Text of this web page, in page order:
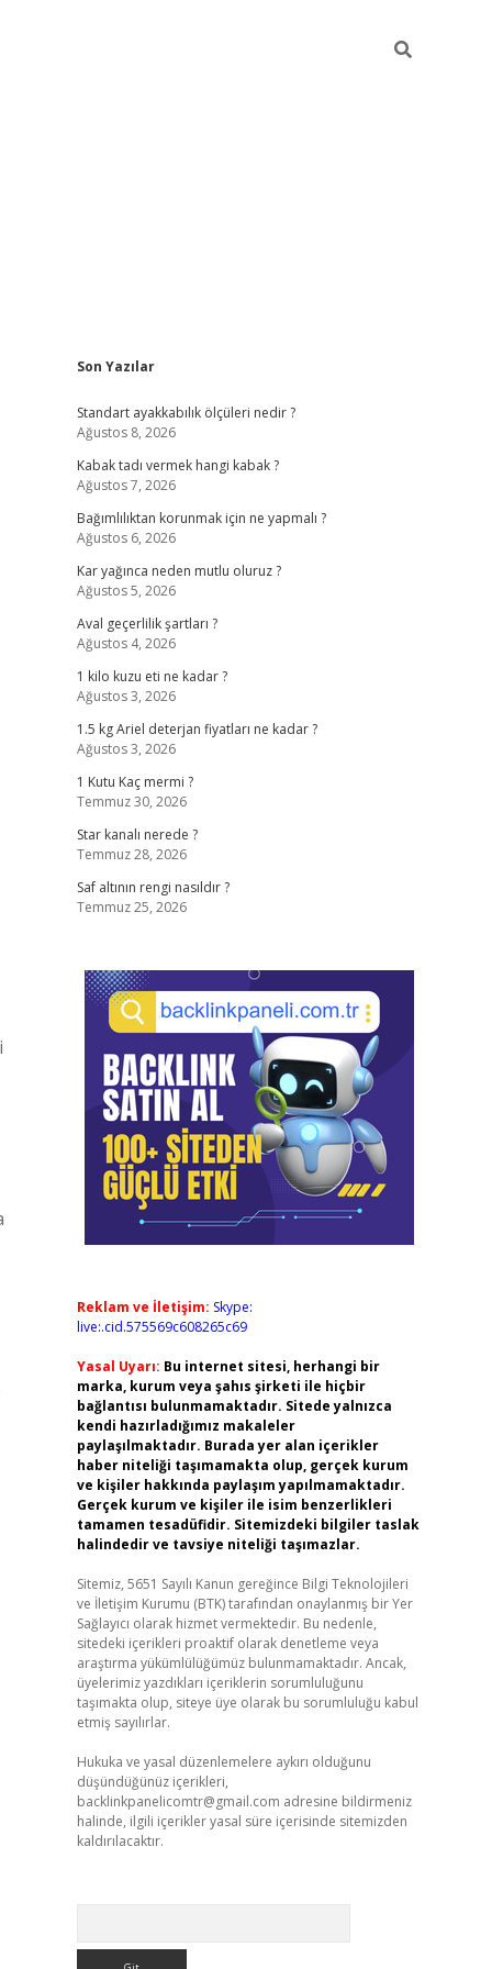
Sidebar
Son Yazılar
Standart ayakkabılık ölçüleri nedir ?
Ağustos 8, 2026
Kabak tadı vermek hangi kabak ?
Ağustos 7, 2026
Bağımlılıktan korunmak için ne yapmalı ?
Ağustos 6, 2026
Kar yağınca neden mutlu oluruz ?
Ağustos 5, 2026
Aval geçerlilik şartları ?
Ağustos 4, 2026
1 kilo kuzu eti ne kadar ?
Ağustos 3, 2026
1.5 kg Ariel deterjan fiyatları ne kadar ?
Ağustos 3, 2026
1 Kutu Kaç mermi ?
Temmuz 30, 2026
Star kanalı nerede ?
Temmuz 28, 2026
Saf altının rengi nasıldır ?
Temmuz 25, 2026
Reklam ve İletişim: Skype:
live:.cid.575569c608265c69
Yasal Uyarı: Bu internet sitesi, herhangi bir
marka, kurum veya şahıs şirketi ile hiçbir
bağlantısı bulunmamaktadır. Sitede yalnızca
kendi hazırladığımız makaleler
paylaşılmaktadır. Burada yer alan içerikler
haber niteliği taşımamakta olup, gerçek kurum
ve kişiler hakkında paylaşım yapılmamaktadır.
Gerçek kurum ve kişiler ile isim benzerlikleri
tamamen tesadüfidir. Sitemizdeki bilgiler taslak
halindedir ve tavsiye niteliği taşımazlar.
Sitemiz, 5651 Sayılı Kanun gereğince Bilgi Teknolojileri
ve İletişim Kurumu (BTK) tarafından onaylanmış bir Yer
Sağlayıcı olarak hizmet vermektedir. Bu nedenle,
sitedeki içerikleri proaktif olarak denetleme veya
araştırma yükümlülüğümüz bulunmamaktadır. Ancak,
üyelerimiz yazdıkları içeriklerin sorumluluğunu
taşımakta olup, siteye üye olarak bu sorumluluğu kabul
etmiş sayılırlar.
Hukuka ve yasal düzenlemelere aykırı olduğunu
düşündüğünüz içerikleri,
backlinkpanelicomtr@gmail.com adresine bildirmeniz
halinde, ilgili içerikler yasal süre içerisinde sitemizden
kaldırılacaktır.